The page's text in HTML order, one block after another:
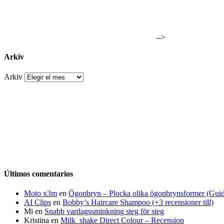
-->
Arkiv
Arkiv
Últimos comentarios
Moto x3m en Ögonbryn – Plocka olika ögonbrynsformer
AI Clips en Bobby’s Haircare Shampoo (+3 recensioner till)
Mi en Snabb vardagssminkning steg för steg
Kristina en Milk_shake Direct Colour – Recension